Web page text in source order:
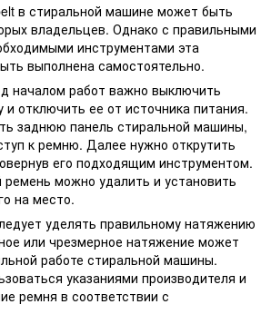
в стиральной машине может быть
владельцев. Однако с правильными
инструментами эта
выполнена самостоятельно.
началом работ важно выключить
отключить ее от источника питания.
заднюю панель стиральной машины,
к ремню. Далее нужно открутить
его подходящим инструментом.
ремень можно удалить и установить
на место.
уделять правильному натяжению
или чрезмерное натяжение может
работе стиральной машины.
указаниями производителя и
ремня в соответствии с